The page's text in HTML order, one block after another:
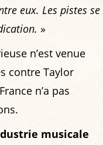
eux. Les pistes se
»
n’est venue
contre Taylor
n’a pas
musicale